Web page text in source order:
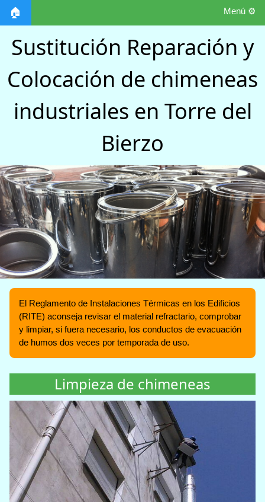
🏠 Menú ⚙️
Sustitución Reparación y
Colocación de chimeneas
industriales en Torre del
Bierzo
El Reglamento de Instalaciones Térmicas en los Edificios
(RITE) aconseja revisar el material refractario, comprobar
y limpiar, si fuera necesario, los conductos de evacuación
de humos dos veces por temporada de uso.
Limpieza de chimeneas